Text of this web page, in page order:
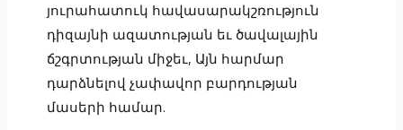
յուրահատուկ հավասարակշռություն
դիզայնի ազատության եւ ծավալային
ճշգրտության միջեւ, Այն հարմար
դարձնելով չափավոր բարդության
մասերի համար.